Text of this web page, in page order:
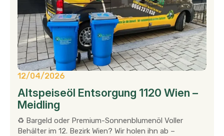
Altspeiseöl Entsorgung 1120 Wien –
Meidling
12/04/2026
♻ Bargeld oder Premium-Sonnenblumenöl Voller
Behälter im 12. Bezirk Wien? Wir holen ihn ab –